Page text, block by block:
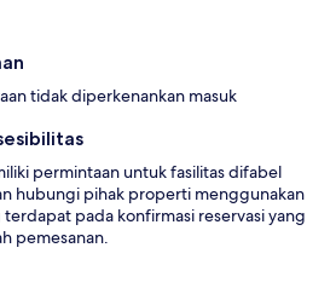
tidak diperkenankan masuk
permintaan untuk fasilitas difabel
hubungi pihak properti menggunakan
terdapat pada konfirmasi reservasi yang
pemesanan.